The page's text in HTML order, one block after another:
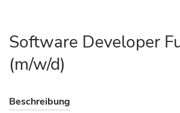
Software Developer
(m/w/d)
Beschreibung